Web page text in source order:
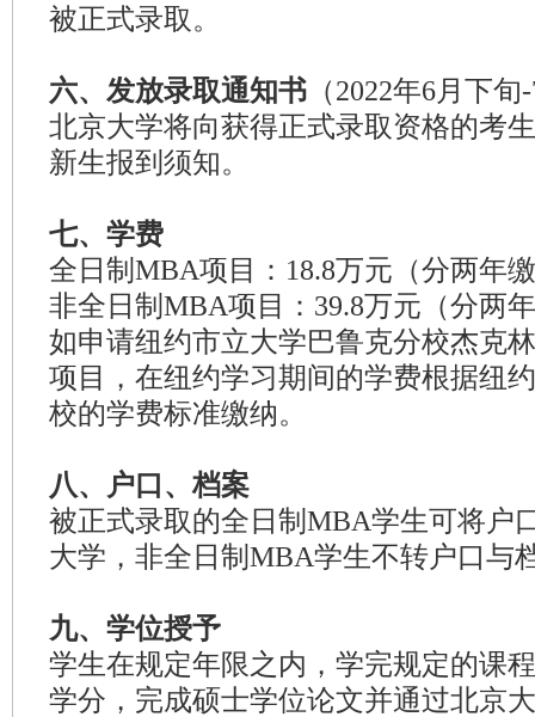
被正式录取。
六、发放录取通知书 （2022年6月下旬
北京大学将向获得正式录取资格的考
新生报到须知。
七、学费
全日制MBA项目：18.8万元（分两年
非全日制MBA项目：39.8万元（分两
如申请纽约市立大学巴鲁克分校杰克
项目，在纽约学习期间的学费根据纽
校的学费标准缴纳。
八、户口、档案
被正式录取的全日制MBA学生可将户
大学，非全日制MBA学生不转户口与
九、学位授予
学生在规定年限之内，学完规定的课
学分，完成硕士学位论文并通过北京